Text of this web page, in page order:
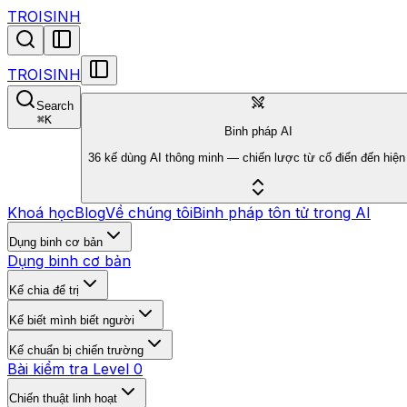
TROISINH
TROISINH
Search
⌘K
Binh pháp AI
36 kế dùng AI thông minh — chiến lược từ cổ điển đến
Khoá họcBlogVề chúng tôiBinh pháp tôn tử trong AI
Dụng binh cơ bản
Dụng binh cơ bản
Kế chia để trị
Kế biết mình biết người
Kế chuẩn bị chiến trường
Bài kiểm tra Level 0
Chiến thuật linh hoạt